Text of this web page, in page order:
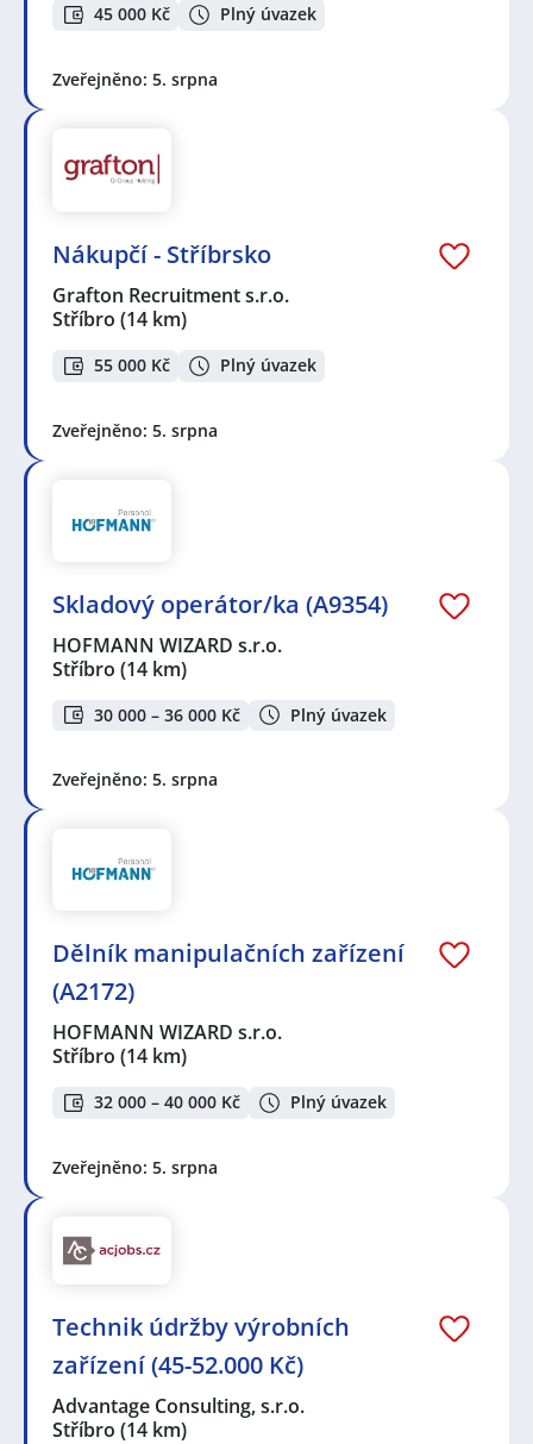
45 000 Kč Plný úvazek
Zveřejněno: 5. srpna
Nákupčí - Stříbrsko
Grafton Recruitment s.r.o.
Stříbro (14 km)
55 000 Kč Plný úvazek
Zveřejněno: 5. srpna
Skladový operátor/ka (A9354)
HOFMANN WIZARD s.r.o.
Stříbro (14 km)
30 000 – 36 000 Kč Plný úvazek
Zveřejněno: 5. srpna
Dělník manipulačních zařízení
(A2172)
HOFMANN WIZARD s.r.o.
Stříbro (14 km)
32 000 – 40 000 Kč Plný úvazek
Zveřejněno: 5. srpna
Technik údržby výrobních
zařízení (45-52.000 Kč)
Advantage Consulting, s.r.o.
Stříbro (14 km)